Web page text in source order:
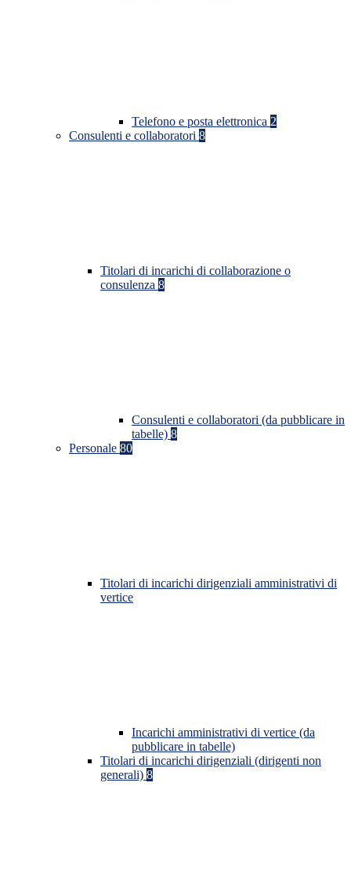
Telefono e posta elettronica 2
Consulenti e collaboratori 8
Titolari di incarichi di collaborazione o
consulenza 8
Consulenti e collaboratori (da pubblicare in
tabelle) 8
Personale 80
Titolari di incarichi dirigenziali amministrativi di
vertice
Incarichi amministrativi di vertice (da
pubblicare in tabelle)
Titolari di incarichi dirigenziali (dirigenti non
generali) 8